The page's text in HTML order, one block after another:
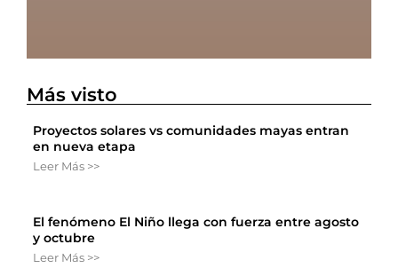
Más visto
Proyectos solares vs comunidades mayas entran
en nueva etapa
Leer Más >>
El fenómeno El Niño llega con fuerza entre agosto
y octubre
Leer Más >>